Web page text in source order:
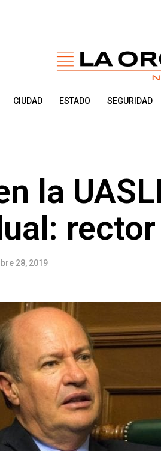
CIUDAD ESTADO SEGURIDAD
la
rector
28, 2019